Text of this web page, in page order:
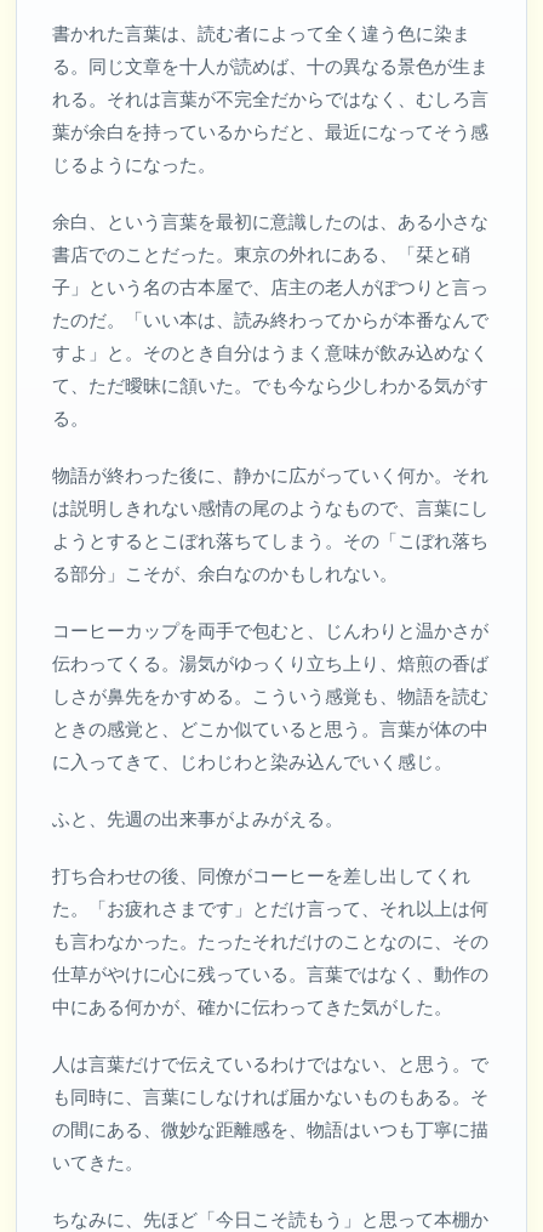
書かれた言葉は、読む者によって全く違う色に染ま
る。同じ文章を十人が読めば、十の異なる景色が生ま
れる。それは言葉が不完全だからではなく、むしろ言
葉が余白を持っているからだと、最近になってそう感
じるようになった。
余白、という言葉を最初に意識したのは、ある小さな
書店でのことだった。東京の外れにある、「栞と硝
子」という名の古本屋で、店主の老人がぽつりと言っ
たのだ。「いい本は、読み終わってからが本番なんで
すよ」と。そのとき自分はうまく意味が飲み込めなく
て、ただ曖昧に頷いた。でも今なら少しわかる気がす
る。
物語が終わった後に、静かに広がっていく何か。それ
は説明しきれない感情の尾のようなもので、言葉にし
ようとするとこぼれ落ちてしまう。その「こぼれ落ち
る部分」こそが、余白なのかもしれない。
コーヒーカップを両手で包むと、じんわりと温かさが
伝わってくる。湯気がゆっくり立ち上り、焙煎の香ば
しさが鼻先をかすめる。こういう感覚も、物語を読む
ときの感覚と、どこか似ていると思う。言葉が体の中
に入ってきて、じわじわと染み込んでいく感じ。
ふと、先週の出来事がよみがえる。
打ち合わせの後、同僚がコーヒーを差し出してくれ
た。「お疲れさまです」とだけ言って、それ以上は何
も言わなかった。たったそれだけのことなのに、その
仕草がやけに心に残っている。言葉ではなく、動作の
中にある何かが、確かに伝わってきた気がした。
人は言葉だけで伝えているわけではない、と思う。で
も同時に、言葉にしなければ届かないものもある。そ
の間にある、微妙な距離感を、物語はいつも丁寧に描
いてきた。
ちなみに、先ほど「今日こそ読もう」と思って本棚か